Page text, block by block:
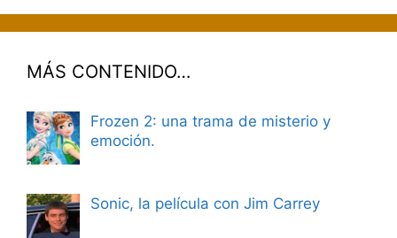
MÁS CONTENIDO…
Frozen 2: una trama de misterio y
emoción.
Sonic, la película con Jim Carrey